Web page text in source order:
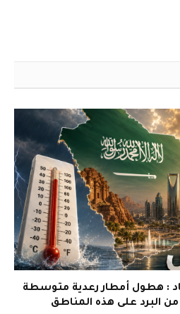
: هطول أمطار رعدية متوسطة
البرد على هذه المناطق